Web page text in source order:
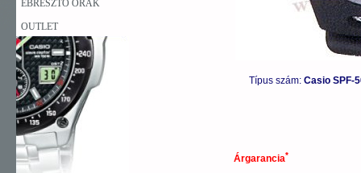
ÉBRESZTŐ ÓRÁK
OUTLET
Típus szám: Casio SPF-
Árgarancia*